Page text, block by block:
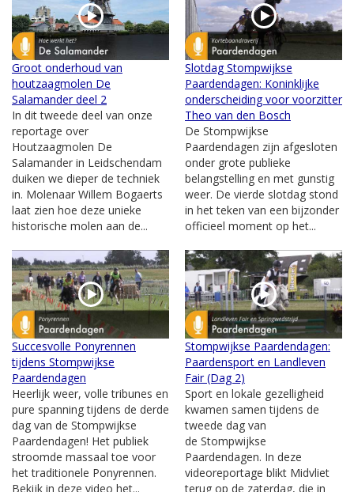
Groot onderhoud van
houtzaagmolen De
Salamander deel 2
In dit tweede deel van onze
reportage over
Houtzaagmolen De
Salamander in Leidschendam
duiken we dieper de techniek
in. Molenaar Willem Bogaerts
laat zien hoe deze unieke
historische molen aan de...
Slotdag Stompwijkse
Paardendagen: Koninklijke
onderscheiding voor voorzitter
Theo van den Bosch
De Stompwijkse
Paardendagen zijn afgesloten
onder grote publieke
belangstelling en met gunstig
weer. De vierde slotdag stond
in het teken van een bijzonder
officieel moment op het...
Succesvolle Ponyrennen
tijdens Stompwijkse
Paardendagen
Heerlijk weer, volle tribunes en
pure spanning tijdens de derde
dag van de Stompwijkse
Paardendagen! Het publiek
stroomde massaal toe voor
het traditionele Ponyrennen.
Bekijk in deze video het...
Stompwijkse Paardendagen:
Paardensport en Landleven
Fair (Dag 2)
Sport en lokale gezelligheid
kwamen samen tijdens de
tweede dag van
de Stompwijkse
Paardendagen. In deze
videoreportage blikt Midvliet
terug op de zaterdag, die in